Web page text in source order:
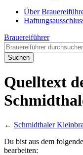
Über
Brauereiführer
Suchen
Quelltext
← Schmidthaler
Du bist aus dem
bearbeiten: